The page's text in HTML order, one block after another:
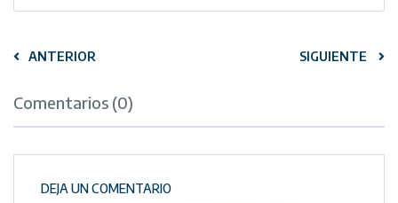
ANTERIOR SIGUIENTE
Comentarios (0)
DEJA UN COMENTARIO